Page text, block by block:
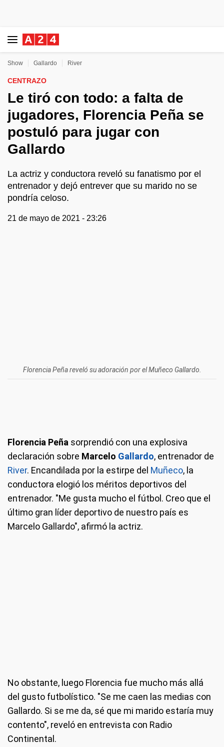
Show Gallardo River
CENTRAZO
Le tiró con todo: a falta de
jugadores, Florencia Peña se
postuló para jugar con
Gallardo
La actriz y conductora reveló su fanatismo por el
entrenador y dejó entrever que su marido no se
pondría celoso.
21 de mayo de 2021 - 23:26
Florencia Peña reveló su adoración por el Muñeco Gallardo.
Florencia Peña sorprendió con una explosiva
declaración sobre Marcelo Gallardo, entrenador de
River. Encandilada por la estirpe del Muñeco, la
conductora elogió los méritos deportivos del
entrenador. "Me gusta mucho el fútbol. Creo que el
último gran líder deportivo de nuestro país es
Marcelo Gallardo", afirmó la actriz.
No obstante, luego Florencia fue mucho más allá
del gusto futbolístico. "Se me caen las medias con
Gallardo. Si se me da, sé que mi marido estaría muy
contento", reveló en entrevista con Radio
Continental.